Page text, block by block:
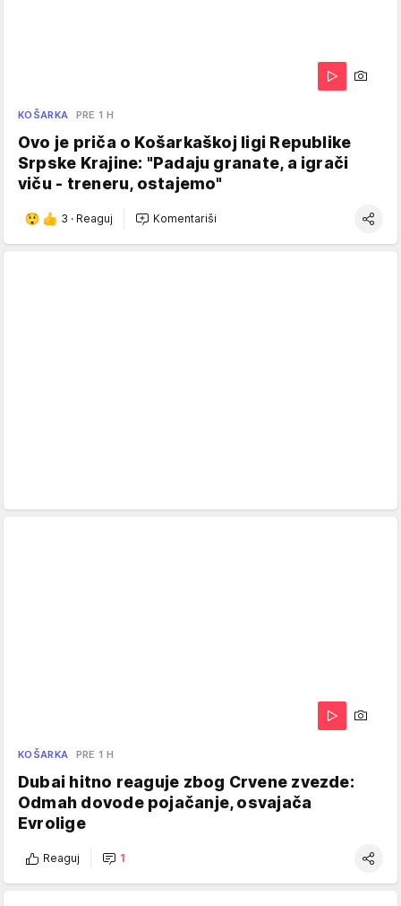
KOŠARKA PRE 1 H
Ovo je priča o Košarkaškoj ligi Republike
Srpske Krajine: "Padaju granate, a igrači
viču - treneru, ostajemo"
3 · Reaguj Komentariši
KOŠARKA PRE 1 H
Dubai hitno reaguje zbog Crvene zvezde:
Odmah dovode pojačanje, osvajača
Evrolige
Reaguj 1